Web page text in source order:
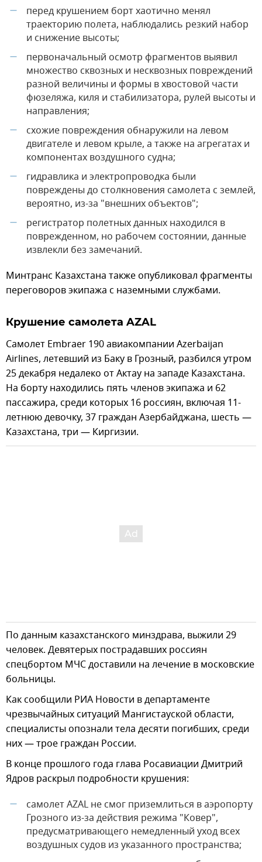
—
перед крушением борт хаотично менял
траекторию полета, наблюдались резкий набор
и снижение высоты;
—
первоначальный осмотр фрагментов выявил
множество сквозных и несквозных повреждений
разной величины и формы в хвостовой части
фюзеляжа, киля и стабилизатора, рулей высоты и
направления;
—
схожие повреждения обнаружили на левом
двигателе и левом крыле, а также на агрегатах и
компонентах воздушного судна;
—
гидравлика и электропроводка были
повреждены до столкновения самолета с землей,
вероятно, из-за "внешних объектов";
—
регистратор полетных данных находился в
поврежденном, но рабочем состоянии, данные
извлекли без замечаний.
Минтранс Казахстана также опубликовал фрагменты
переговоров экипажа с наземными службами.
Крушение самолета AZAL
Самолет Embraer 190 авиакомпании Azerbaijan
Airlines, летевший из Баку в Грозный, разбился утром
25 декабря недалеко от Актау на западе Казахстана.
На борту находились пять членов экипажа и 62
пассажира, среди которых 16 россиян, включая 11-
летнюю девочку, 37 граждан Азербайджана, шесть —
Казахстана, три — Киргизии.
По данным казахстанского минздрава, выжили 29
человек. Девятерых пострадавших россиян
спецбортом МЧС доставили на лечение в московские
больницы.
Как сообщили РИА Новости в департаменте
чрезвычайных ситуаций Мангистауской области,
специалисты опознали тела десяти погибших, среди
них — трое граждан России.
В конце прошлого года глава Росавиации Дмитрий
Ядров раскрыл подробности крушения:
—
самолет AZAL не смог приземлиться в аэропорту
Грозного из-за действия режима "Ковер",
предусматривающего немедленный уход всех
воздушных судов из указанного пространства;